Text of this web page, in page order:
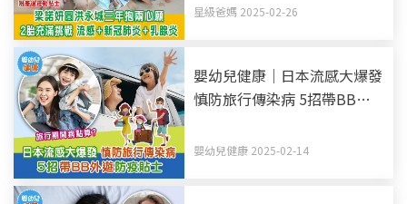
動貼士
星級爸媽 2025-02-26
嬰幼兒健康｜日本流感大爆發
慎防旅行傳染病 5招帶BB外
嬰幼兒健康 2025-02-14